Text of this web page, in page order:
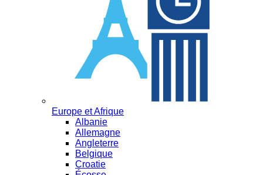
Europe et Afrique
Albanie
Allemagne
Angleterre
Belgique
Croatie